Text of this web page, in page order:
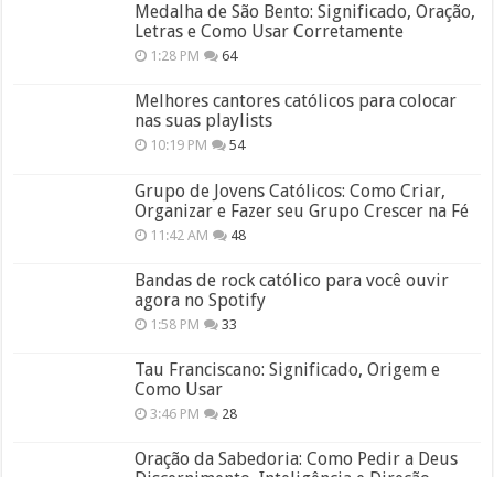
Medalha de São Bento: Significado, Oração,
Letras e Como Usar Corretamente
1:28 PM 64
Melhores cantores católicos para colocar
nas suas playlists
10:19 PM 54
Grupo de Jovens Católicos: Como Criar,
Organizar e Fazer seu Grupo Crescer na Fé
11:42 AM 48
Bandas de rock católico para você ouvir
agora no Spotify
1:58 PM 33
Tau Franciscano: Significado, Origem e
Como Usar
3:46 PM 28
Oração da Sabedoria: Como Pedir a Deus